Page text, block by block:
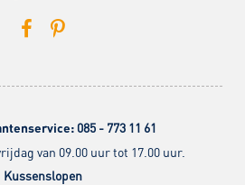
085 - 773 11 61
van 09.00 uur tot 17.00 uur.
Kussenslopen